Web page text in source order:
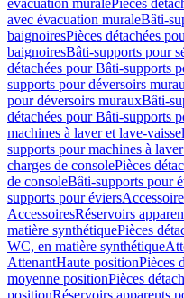
évacuation muralePièces
avec évacuation muraleBâti-
baignoiresPièces détachées
baignoiresBâti-supports pour
détachées pour Bâti-supports
supports pour déversoirs
pour déversoirs murauxBâti-
détachées pour Bâti-supports
machines à laver et lave-
supports pour machines à
charges de consolePièces
de consoleBâti-supports pour
supports pour éviers
AccessoiresRéservoirs
matière synthétiquePièces
WC, en matière synthétique
AttenantHaute positionPièces
moyenne positionPièces
positionRéservoirs apparents